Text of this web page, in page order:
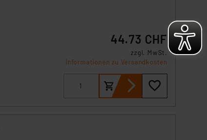
44.73 CHF
zzgl. MwSt.
Informationen zu Versandkosten